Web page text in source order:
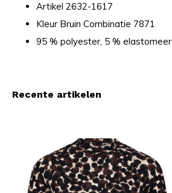
Artikel 2632-1617
Kleur Bruin Combinatie 7871
95 % polyester, 5 % elastomeer
Recente artikelen